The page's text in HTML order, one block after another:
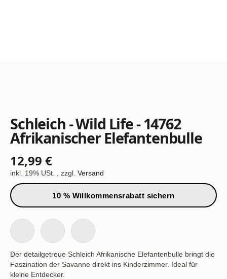
Schleich - Wild Life - 14762
Afrikanischer Elefantenbulle
12,99 €
inkl. 19% USt. , zzgl. Versand
10 % Willkommensrabatt sichern
Der detailgetreue Schleich Afrikanische Elefantenbulle bringt die
Faszination der Savanne direkt ins Kinderzimmer. Ideal für
kleine Entdecker.